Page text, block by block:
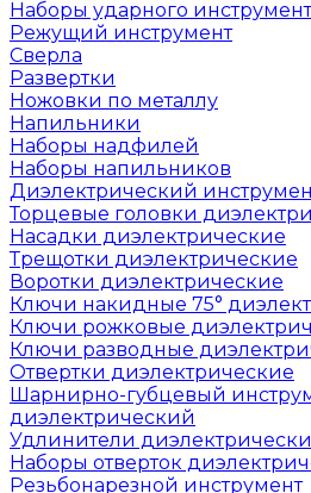
Наборы ударного
Режущий инструмент
Сверла
Развертки
Ножовки по металлу
Напильники
Наборы надфилей
Наборы напильников
Диэлектрический
Торцевые головки
Насадки диэлектрические
Трещотки диэлектрические
Воротки диэлектрические
Ключи накидные 75°
Ключи рожковые
Ключи разводные
Отвертки диэлектрические
Шарнирно-губцевый
диэлектрический
Удлинители
Наборы отверток
Резьбонарезной инструмент